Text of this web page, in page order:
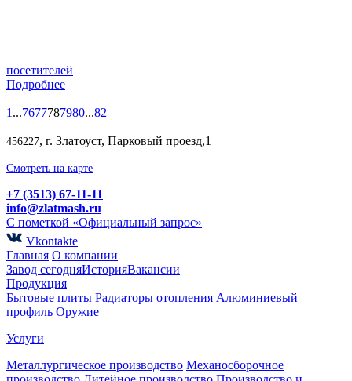
посетителей
Подробнее
1 ...7677787980...82
456227, г. Златоуст, Парковый проезд,1
Смотреть на карте
+7 (3513) 67-11-11
info@zlatmash.ru
С пометкой «Официальный запрос»
Vkontakte
Главная О компании
Завод сегодняИсторияВакансии
Продукция
Бытовые плиты Радиаторы отопления Алюминиевый
профиль Оружие
Услуги
Металлургическое производство Механосборочное